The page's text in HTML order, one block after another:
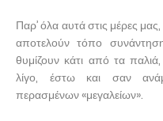
Παρ’ όλα αυτά στις μέρες
αποτελούν τόπο
θυμίζουν κάτι από τα
λίγο, έστω και σαν
περασμένων «μεγαλείων».